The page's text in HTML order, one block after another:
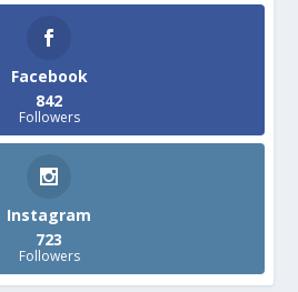
Facebook
842
Followers
Instagram
723
Followers